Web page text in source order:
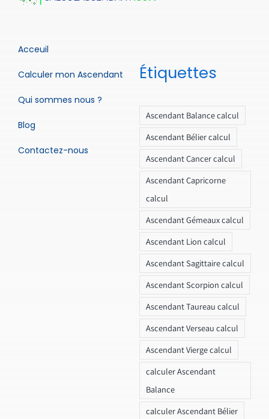
Acceuil
Calculer mon Ascendant
Qui sommes nous ?
Blog
Contactez-nous
Étiquettes
Ascendant Balance calcul
Ascendant Bélier calcul
Ascendant Cancer calcul
Ascendant Capricorne
calcul
Ascendant Gémeaux calcul
Ascendant Lion calcul
Ascendant Sagittaire calcul
Ascendant Scorpion calcul
Ascendant Taureau calcul
Ascendant Verseau calcul
Ascendant Vierge calcul
calculer Ascendant
Balance
calculer Ascendant Bélier